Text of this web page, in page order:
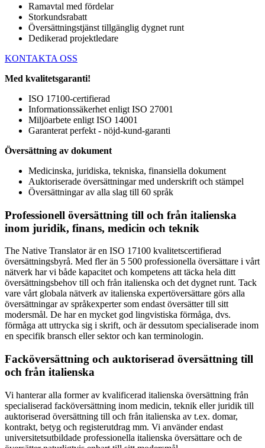
Ramavtal med fördelar
Storkundsrabatt
Översättningstjänst tillgänglig dygnet runt
Dedikerad projektledare
KONTAKTA OSS
Med kvalitetsgaranti!
ISO 17100-certifierad
Informationssäkerhet enligt ISO 27001
Miljöarbete enligt ISO 14001
Garanterat perfekt - nöjd-kund-garanti
Översättning av dokument
Medicinska, juridiska, tekniska, finansiella dokument
Auktoriserade översättningar med underskrift och stämpel
Översättningar av alla slag till 60 språk
Professionell översättning till och från italienska
inom juridik, finans, medicin och teknik
The Native Translator är en ISO 17100 kvalitetscertifierad
översättningsbyrå. Med fler än 5 500 professionella översättare i vårt
nätverk har vi både kapacitet och kompetens att täcka hela ditt
översättningsbehov till och från italienska och det dygnet runt. Tack
vare vårt globala nätverk av italienska expertöversättare görs alla
översättningar av språkexperter som endast översätter till sitt
modersmål. De har en mycket god lingvistiska förmåga, dvs.
förmåga att uttrycka sig i skrift, och är dessutom specialiserade inom
en specifik bransch eller sektor och kan terminologin.
Facköversättning och auktoriserad översättning till
och från italienska
Vi hanterar alla former av kvalificerad italienska översättning från
specialiserad facköversättning inom medicin, teknik eller juridik till
auktoriserad översättning till och från italienska av t.ex. domar,
kontrakt, betyg och registerutdrag mm. Vi använder endast
universitetsutbildade professionella italienska översättare och de